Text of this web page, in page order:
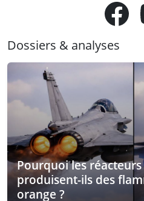
Dossiers & analyses
Pourquoi les réacteurs
produisent-ils des
orange ?